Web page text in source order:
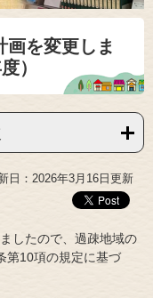
画を変更しま
）
日：2026年3月16日更新
したので、過疎地域の
第10項の規定に基づ